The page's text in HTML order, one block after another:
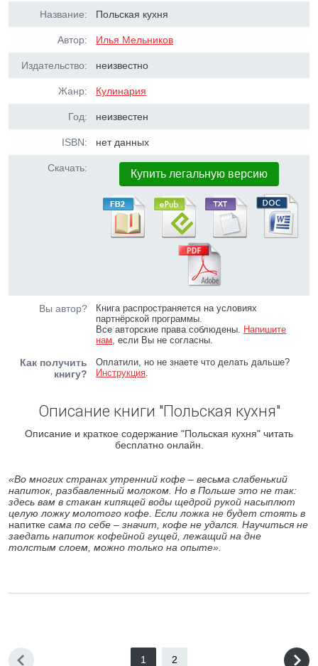
Название: Польская кухня
Автор: Илья Мельников
Издательство: неизвестно
Жанр: Кулинария
Год: неизвестен
ISBN: нет данных
Скачать: Купить легальную версию
Вы автор?
Книга распространяется на условиях
партнёрской программы.
Все авторские права соблюдены. Напишите
нам, если Вы не согласны.
Как получить
книгу?
Оплатили, но не знаете что делать дальше?
Инструкция.
Описание книги "Польская кухня"
Описание и краткое содержание "Польская кухня" читать
бесплатно онлайн.
«Во многих странах утренний кофе – весьма слабенький
напиток, разбавленный молоком. Но в Польше это не так:
здесь вам в стакан кипящей воды щедрой рукой насыплют
целую ложку молотого кофе. Если ложка не будет стоять в
напитке сама по себе – значит, кофе не удался. Научиться не
заедать напиток кофейной гущей, лежащий на дне
толстым слоем, можно только на опыте».
1 2